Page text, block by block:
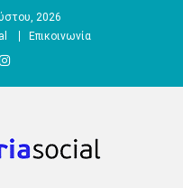
2026
Επικοινωνία